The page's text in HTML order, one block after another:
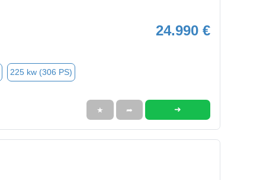
24.990 €
225 kw (306 PS)
★ ➦ ➜